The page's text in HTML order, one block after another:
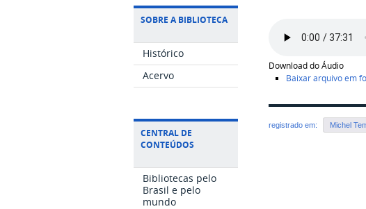
SOBRE A BIBLIOTECA
Histórico
Acervo
CENTRAL DE
CONTEÚDOS
Bibliotecas pelo
Brasil e pelo
mundo
Download do Áudio
Baixar arquivo em
registrado em: Michel